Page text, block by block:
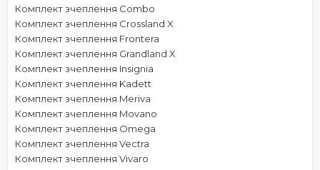
Комплект зчеплення Combo
Комплект зчеплення Crossland X
Комплект зчеплення Frontera
Комплект зчеплення Grandland X
Комплект зчеплення Insignia
Комплект зчеплення Kadett
Комплект зчеплення Meriva
Комплект зчеплення Movano
Комплект зчеплення Omega
Комплект зчеплення Vectra
Комплект зчеплення Vivaro